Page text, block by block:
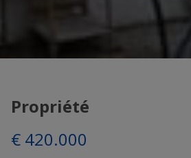
Propriété
€ 420.000